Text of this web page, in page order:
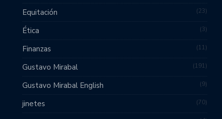
Equitación 23
Ética 3
Finanzas 11
Gustavo Mirabal 191
Gustavo Mirabal English 9
jinetes 70